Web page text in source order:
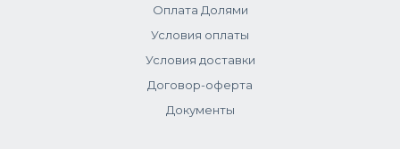
Оплата Долями
Условия оплаты
Условия доставки
Договор-оферта
Документы